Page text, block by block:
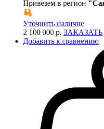
Привезем в регион "
Уточнить наличие
2 100 000 р. ЗАКАЗАТЬ
Добавить к сравнению